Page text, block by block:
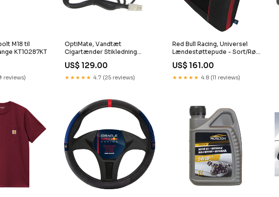
M18 til
KT10287KT
reviews)
OptiMate, Vandtæt
Cigartænder Stikledning
US$ 129.00
★★★★★ 4.7 (25 reviews)
Red Bull Racing, Universel
Lændestøttepude - Sort/Rød
US$ 161.00
★★★★★ 4.8 (11 reviews)